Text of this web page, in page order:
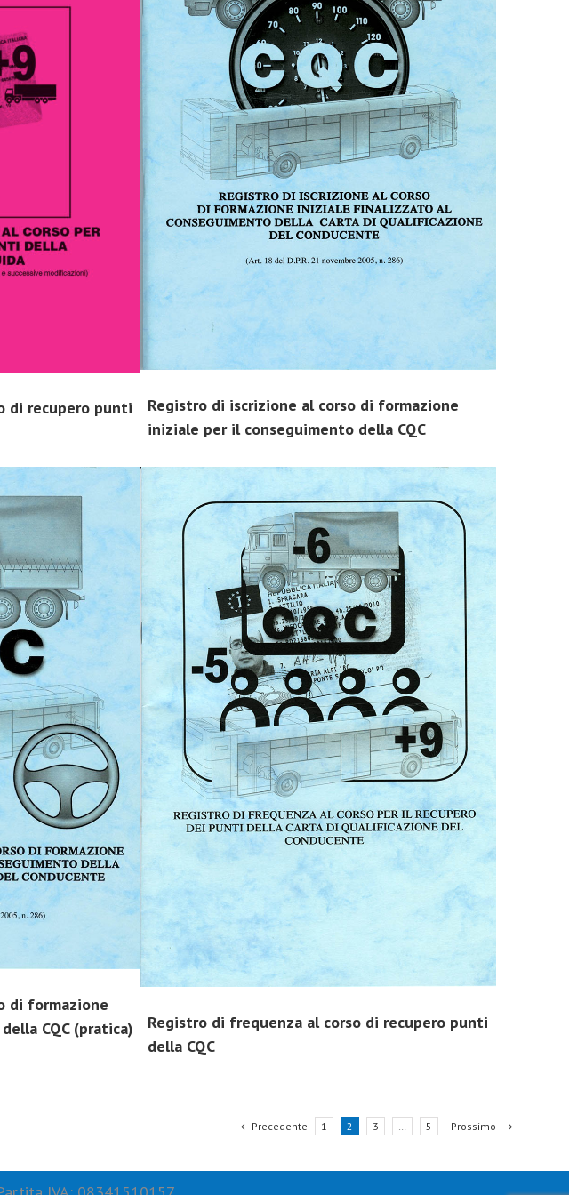
di recupero punti
Registro di iscrizione al corso di formazione
iniziale per il conseguimento della CQC
di formazione
CQC (pratica)
Registro di frequenza al corso di recupero punti
della CQC
Precedente 1 2 3 … 5 Prossimo